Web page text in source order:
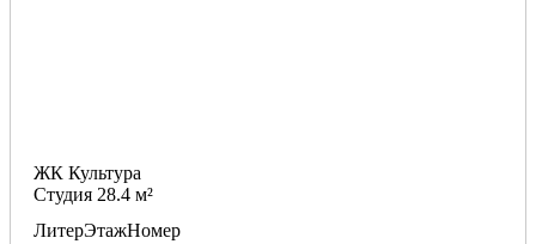
ЖК Культура
Студия 28.4 м²
ЛитерЭтажНомер